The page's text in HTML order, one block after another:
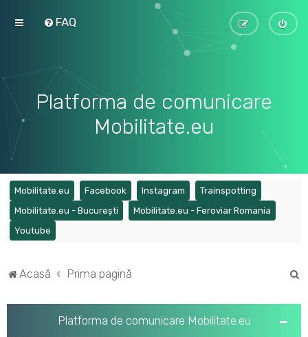
FAQ
Platforma de comunicare
Mobilitate.eu
Mobilitate.eu (Opens a new tab)
Facebook (Opens a new tab)
Instagram (Opens a new tab)
Trainspotting
Mobilitate.eu - București (Opens a new tab)
Mobilitate.eu - Feroviar Romania
Youtube
Acasă Prima pagină
Platforma de comunicare Mobilitate.eu